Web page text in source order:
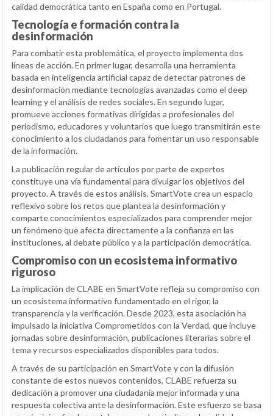
calidad democrática tanto en España como en Portugal.
Tecnología e formación contra la
desinformación
Para combatir esta problemática, el proyecto implementa dos
líneas de acción. En primer lugar, desarrolla una herramienta
basada en inteligencia artificial capaz de detectar patrones de
desinformación mediante tecnologías avanzadas como el deep
learning y el análisis de redes sociales. En segundo lugar,
promueve acciones formativas dirigidas a profesionales del
periodismo, educadores y voluntarios que luego transmitirán este
conocimiento a los ciudadanos para fomentar un uso responsable
de la información.
La publicación regular de artículos por parte de expertos
constituye una vía fundamental para divulgar los objetivos del
proyecto. A través de estos análisis, SmartVote crea un espacio
reflexivo sobre los retos que plantea la desinformación y
comparte conocimientos especializados para comprender mejor
un fenómeno que afecta directamente a la confianza en las
instituciones, al debate público y a la participación democrática.
Compromiso con un ecosistema informativo
riguroso
La implicación de CLABE en SmartVote refleja su compromiso con
un ecosistema informativo fundamentado en el rigor, la
transparencia y la verificación. Desde 2023, esta asociación ha
impulsado la iniciativa Comprometidos con la Verdad, que incluye
jornadas sobre desinformación, publicaciones literarias sobre el
tema y recursos especializados disponibles para todos.
A través de su participación en SmartVote y con la difusión
constante de estos nuevos contenidos, CLABE refuerza su
dedicación a promover una ciudadanía mejor informada y una
respuesta colectiva ante la desinformación. Este esfuerzo se basa